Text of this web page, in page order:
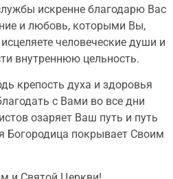
искренне благодарю Вас
и любовь, которыми Вы,
человеческие души и
внутреннюю цельность.
крепость духа и здоровья
с Вами во все дни
озаряет Ваш путь и путь
Богородица покрывает Своим